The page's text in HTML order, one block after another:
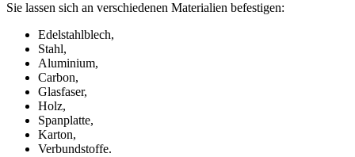
Sie lassen sich an verschiedenen Materialien befestigen:
Edelstahlblech,
Stahl,
Aluminium,
Carbon,
Glasfaser,
Holz,
Spanplatte,
Karton,
Verbundstoffe.